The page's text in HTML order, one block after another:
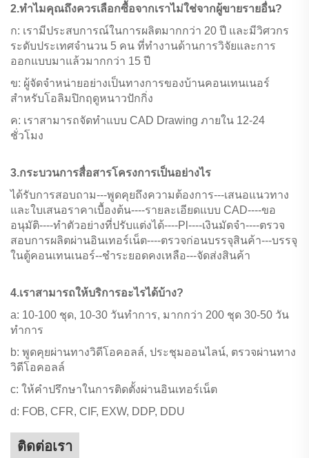
2.ทำไมคุณถึงควรเลือกซื้อจากเราไม่ใช่จากผู้ขายรายอื่น?
ก: เรามีประสบการณ์ในการผลิตมากกว่า 20 ปี และมีวิศวกร
ระดับประเทศจำนวน 5 คน ที่ทำงานด้านการวิจัยและการ
ออกแบบมาแล้วมากกว่า 15 ปี
ข: ผู้จัดจำหน่ายอย่างเป็นทางการของบ้านคอนเทนเนอร์
สำหรับโอลิมปิกฤดูหนาวปักกิ่ง
ค: เราสามารถจัดทำแบบ CAD Drawing ภายใน 12-24
ชั่วโมง
3.กระบวนการสื่อสารโครงการเป็นอย่างไร
ได้รับการสอบถาม---พูดคุยถึงความต้องการ---เสนอแนวทาง
และใบเสนอราคาเบื้องต้น----รายละเอียดแบบ CAD----ขอ
อนุมัติ----ทำตัวอย่างที่ปรับแต่งได้----Pl----เงินมัดจำ----ตรวจ
สอบการผลิตผ่านอินเทอร์เน็ต----ตรวจก่อนบรรจุสินค้า---บรรจุ
ในตู้คอนเทนเนอร์--ชำระยอดคงเหลือ---จัดส่งสินค้า
4.เราสามารถให้บริการอะไรได้บ้าง?
a: 10-100 ชุด, 10-30 วันทำการ, มากกว่า 200 ชุด 30-50 วัน
ทำการ
b: พูดคุยผ่านทางวิดีโอคอลล์, ประชุมออนไลน์, ตรวจผ่านทาง
วิดีโอคอลล์
c: ให้คำปรึกษาในการติดตั้งผ่านอินเทอร์เน็ต
d: FOB, CFR, CIF, EXW, DDP, DDU
ติดต่อเรา